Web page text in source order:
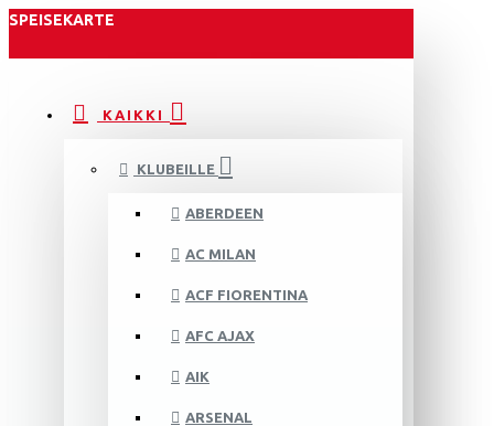
SPEISEKARTE
KAIKKI
KLUBEILLE
ABERDEEN
AC MILAN
ACF FIORENTINA
AFC AJAX
AIK
ARSENAL